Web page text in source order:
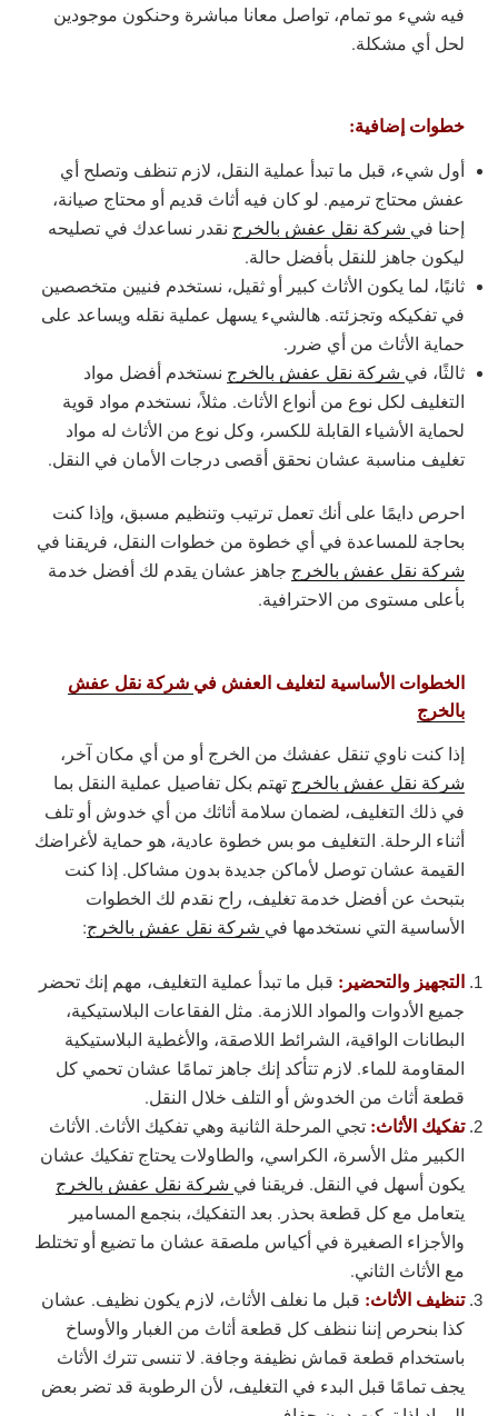
فيه شيء مو تمام، تواصل معانا مباشرة وحنكون موجودين
لحل أي مشكلة.
خطوات إضافية:
أول شيء، قبل ما تبدأ عملية النقل، لازم تنظف وتصلح أي
عفش محتاج ترميم. لو كان فيه أثاث قديم أو محتاج صيانة،
إحنا في شركة نقل عفش بالخرج نقدر نساعدك في تصليحه
ليكون جاهز للنقل بأفضل حالة.
ثانيًا، لما يكون الأثاث كبير أو ثقيل، نستخدم فنيين متخصصين
في تفكيكه وتجزئته. هالشيء يسهل عملية نقله ويساعد على
حماية الأثاث من أي ضرر.
ثالثًا، في شركة نقل عفش بالخرج نستخدم أفضل مواد
التغليف لكل نوع من أنواع الأثاث. مثلاً، نستخدم مواد قوية
لحماية الأشياء القابلة للكسر، وكل نوع من الأثاث له مواد
تغليف مناسبة عشان نحقق أقصى درجات الأمان في النقل.
احرص دايمًا على أنك تعمل ترتيب وتنظيم مسبق، وإذا كنت
بحاجة للمساعدة في أي خطوة من خطوات النقل، فريقنا في
شركة نقل عفش بالخرج جاهز عشان يقدم لك أفضل خدمة
بأعلى مستوى من الاحترافية.
الخطوات الأساسية لتغليف العفش في شركة نقل عفش
بالخرج
إذا كنت ناوي تنقل عفشك من الخرج أو من أي مكان آخر،
شركة نقل عفش بالخرج تهتم بكل تفاصيل عملية النقل بما
في ذلك التغليف، لضمان سلامة أثاثك من أي خدوش أو تلف
أثناء الرحلة. التغليف مو بس خطوة عادية، هو حماية لأغراضك
القيمة عشان توصل لأماكن جديدة بدون مشاكل. إذا كنت
بتبحث عن أفضل خدمة تغليف، راح نقدم لك الخطوات
الأساسية التي نستخدمها في شركة نقل عفش بالخرج:
التجهيز والتحضير: قبل ما تبدأ عملية التغليف، مهم إنك تحضر
جميع الأدوات والمواد اللازمة. مثل الفقاعات البلاستيكية،
البطانات الواقية، الشرائط اللاصقة، والأغطية البلاستيكية
المقاومة للماء. لازم تتأكد إنك جاهز تمامًا عشان تحمي كل
قطعة أثاث من الخدوش أو التلف خلال النقل.
تفكيك الأثاث: تجي المرحلة الثانية وهي تفكيك الأثاث. الأثاث
الكبير مثل الأسرة، الكراسي، والطاولات يحتاج تفكيك عشان
يكون أسهل في النقل. فريقنا في شركة نقل عفش بالخرج
يتعامل مع كل قطعة بحذر. بعد التفكيك، بنجمع المسامير
والأجزاء الصغيرة في أكياس ملصقة عشان ما تضيع أو تختلط
مع الأثاث الثاني.
تنظيف الأثاث: قبل ما نغلف الأثاث، لازم يكون نظيف. عشان
كذا بنحرص إننا ننظف كل قطعة أثاث من الغبار والأوساخ
باستخدام قطعة قماش نظيفة وجافة. لا تنسى تترك الأثاث
يجف تمامًا قبل البدء في التغليف، لأن الرطوبة قد تضر بعض